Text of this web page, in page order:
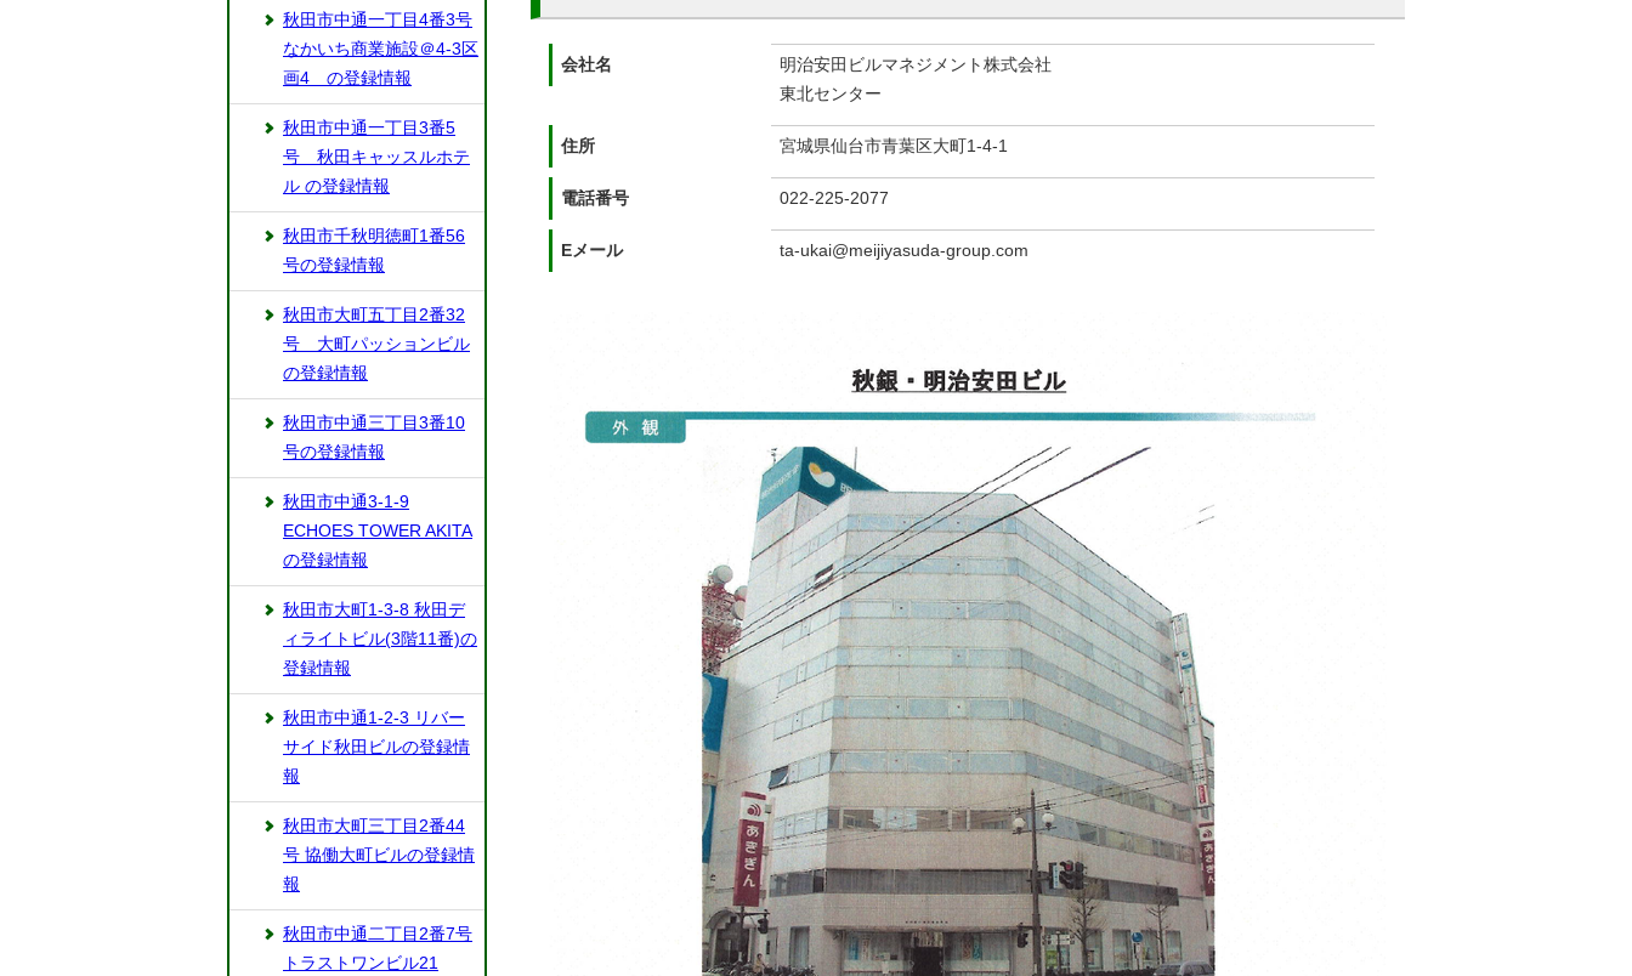
会社名
明治安田ビルマネジメント株式会社
東北センター
住所 宮城県仙台市青葉区大町1-4-1
電話番号 022-225-2077
Eメール ta-ukai@meijiyasuda-group.com
秋田市中通一丁目4番3号
なかいち商業施設＠4-3区
画4 の登録情報
秋田市中通一丁目3番5
号 秋田キャッスルホテ
ル の登録情報
秋田市千秋明徳町1番56
号の登録情報
秋田市大町五丁目2番32
号 大町パッションビル
の登録情報
秋田市中通三丁目3番10
号の登録情報
秋田市中通3-1-9
ECHOES TOWER AKITA
の登録情報
秋田市大町1-3-8 秋田デ
ィライトビル(3階11番)の
登録情報
秋田市中通1-2-3 リバー
サイド秋田ビルの登録情
報
秋田市大町三丁目2番44
号 協働大町ビルの登録情
報
秋田市中通二丁目2番7号
トラストワンビル21